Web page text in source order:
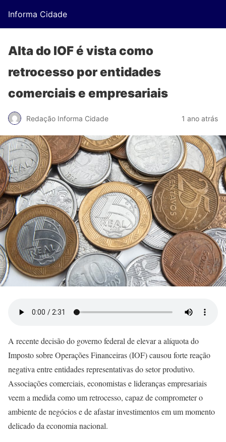
Informa Cidade
Alta do IOF é vista como
retrocesso por entidades
comerciais e empresariais
Redação Informa Cidade 1 ano atrás
A recente decisão do governo federal de elevar a alíquota do
Imposto sobre Operações Financeiras (IOF) causou forte reação
negativa entre entidades representativas do setor produtivo.
Associações comerciais, economistas e lideranças empresariais
veem a medida como um retrocesso, capaz de comprometer o
ambiente de negócios e de afastar investimentos em um momento
delicado da economia nacional.